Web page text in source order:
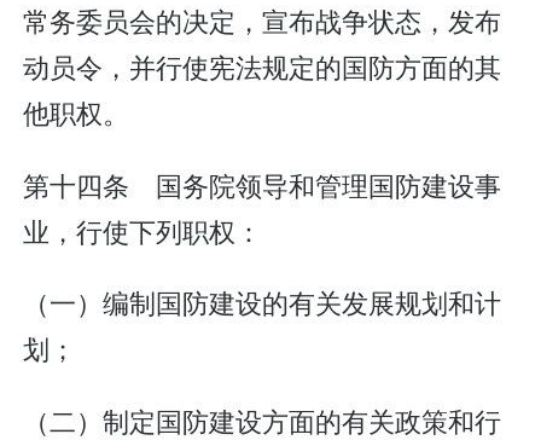
常务委员会的决定，宣布战争状态，发布
动员令，并行使宪法规定的国防方面的其
他职权。
第十四条 国务院领导和管理国防建设事
业，行使下列职权：
（一）编制国防建设的有关发展规划和计
划；
（二）制定国防建设方面的有关政策和行